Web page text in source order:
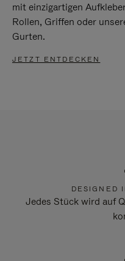
mit einzigartigen
Rollen, Griffen oder
Gurten.
JETZT ENTDECKEN
DESIGNED
Jedes Stück wird auf